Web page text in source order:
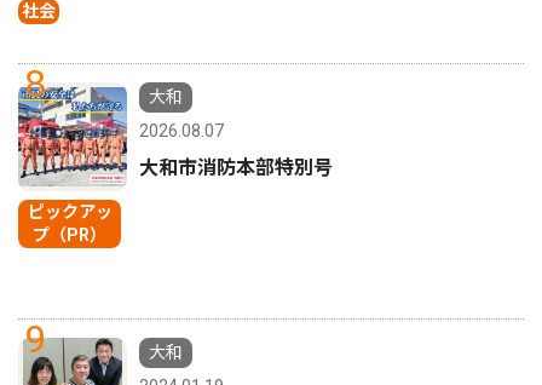
社会
8
ピックアッ
プ（PR）
大和
2026.08.07
大和市消防本部特別号
9
大和